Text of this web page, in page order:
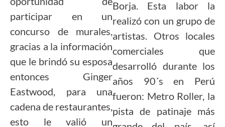
participar en un
concurso de murales,
gracias a la información
que le brindó su esposa
entonces Ginger
Eastwood, para una
cadena de restaurantes,
esto le valió un
Borja. Esta labor la
realizó con un grupo de
artistas. Otros locales
comerciales que
desarrolló durante los
años 90´s en Perú
fueron: Metro Roller, la
pista de patinaje más